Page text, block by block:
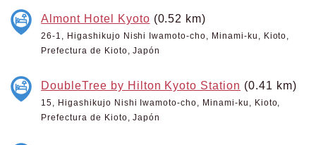
Almont Hotel Kyoto (0.52 km)
26-1, Higashikujo Nishi Iwamoto-cho, Minami-ku, Kioto,
Prefectura de Kioto, Japón
DoubleTree by Hilton Kyoto Station (0.41 km)
15, Higashikujo Nishi Iwamoto-cho, Minami-ku, Kioto,
Prefectura de Kioto, Japón